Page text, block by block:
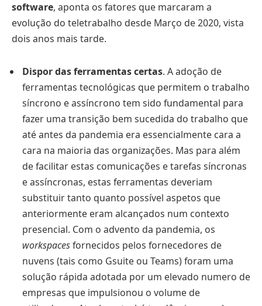
software, aponta os fatores que marcaram a
evolução do teletrabalho desde Março de 2020, vista
dois anos mais tarde.
Dispor das ferramentas certas. A adoção de
ferramentas tecnológicas que permitem o trabalho
síncrono e assíncrono tem sido fundamental para
fazer uma transição bem sucedida do trabalho que
até antes da pandemia era essencialmente cara a
cara na maioria das organizações. Mas para além
de facilitar estas comunicações e tarefas síncronas
e assíncronas, estas ferramentas deveriam
substituir tanto quanto possível aspetos que
anteriormente eram alcançados num contexto
presencial. Com o advento da pandemia, os
workspacesfornecidos pelos fornecedores de
nuvens (tais como Gsuite ou Teams) foram uma
solução rápida adotada por um elevado numero de
empresas que impulsionou o volume de